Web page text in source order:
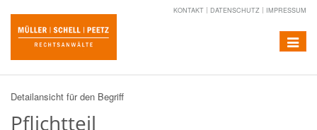
KONTAKT DATENSCHUTZ IMPRESSUM
Toggle
Detailansicht für den Begriff
Pflichtteil